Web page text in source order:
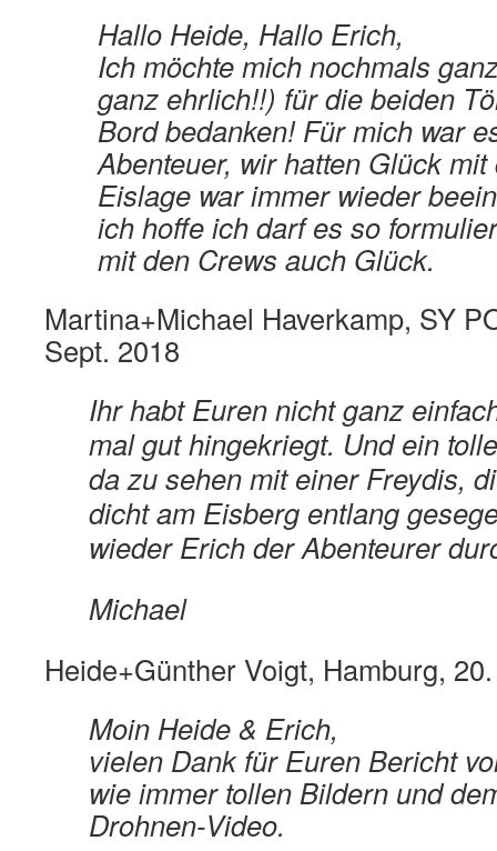
Hallo Heide, Hallo Erich,
Ich möchte mich nochmals
ganz ehrlich!!) für die beiden
Bord bedanken! Für mich war
Abenteuer, wir hatten Glück
Eislage war immer wieder
ich hoffe ich darf es so
mit den Crews auch Glück.
Martina+Michael Haverkamp, SY
Sept. 2018
Ihr habt Euren nicht ganz
mal gut hingekriegt. Und ein
da zu sehen mit einer Freydis,
dicht am Eisberg entlang
wieder Erich der Abenteurer
Michael
Heide+Günther Voigt, Hamburg,
Moin Heide & Erich,
vielen Dank für Euren Bericht
wie immer tollen Bildern und
Drohnen-Video.